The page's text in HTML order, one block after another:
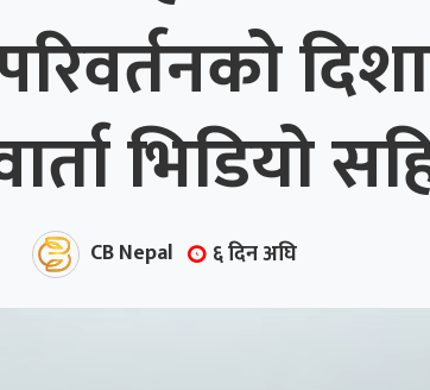
भिडियो
CB Nepal ६ दिन अघि